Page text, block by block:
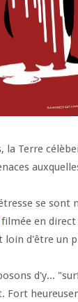
la Terre
se
filmée en
loin d'être un
d'y...
Fort